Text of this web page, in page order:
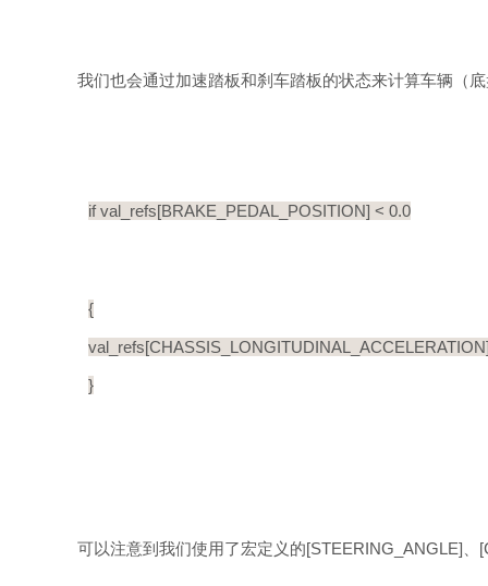
我们也会通过加速踏板和刹车踏板的状态来计算车辆（
if val_refs[BRAKE_PEDAL_POSITION] < 0.0
{
}
可以注意到我们使用了宏定义的[STEERING_ANGLE]